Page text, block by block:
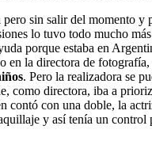
sin salir del momento
lo tuvo todo mucho
porque estaba en
en la directora de fotografía,
. Pero la realizadora se
como directora, iba a
contó con una doble, la
y así tenía un